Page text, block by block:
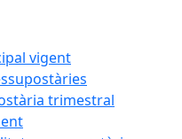
vigent
trimestral